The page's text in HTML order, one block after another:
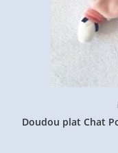
Doudou plat Chat